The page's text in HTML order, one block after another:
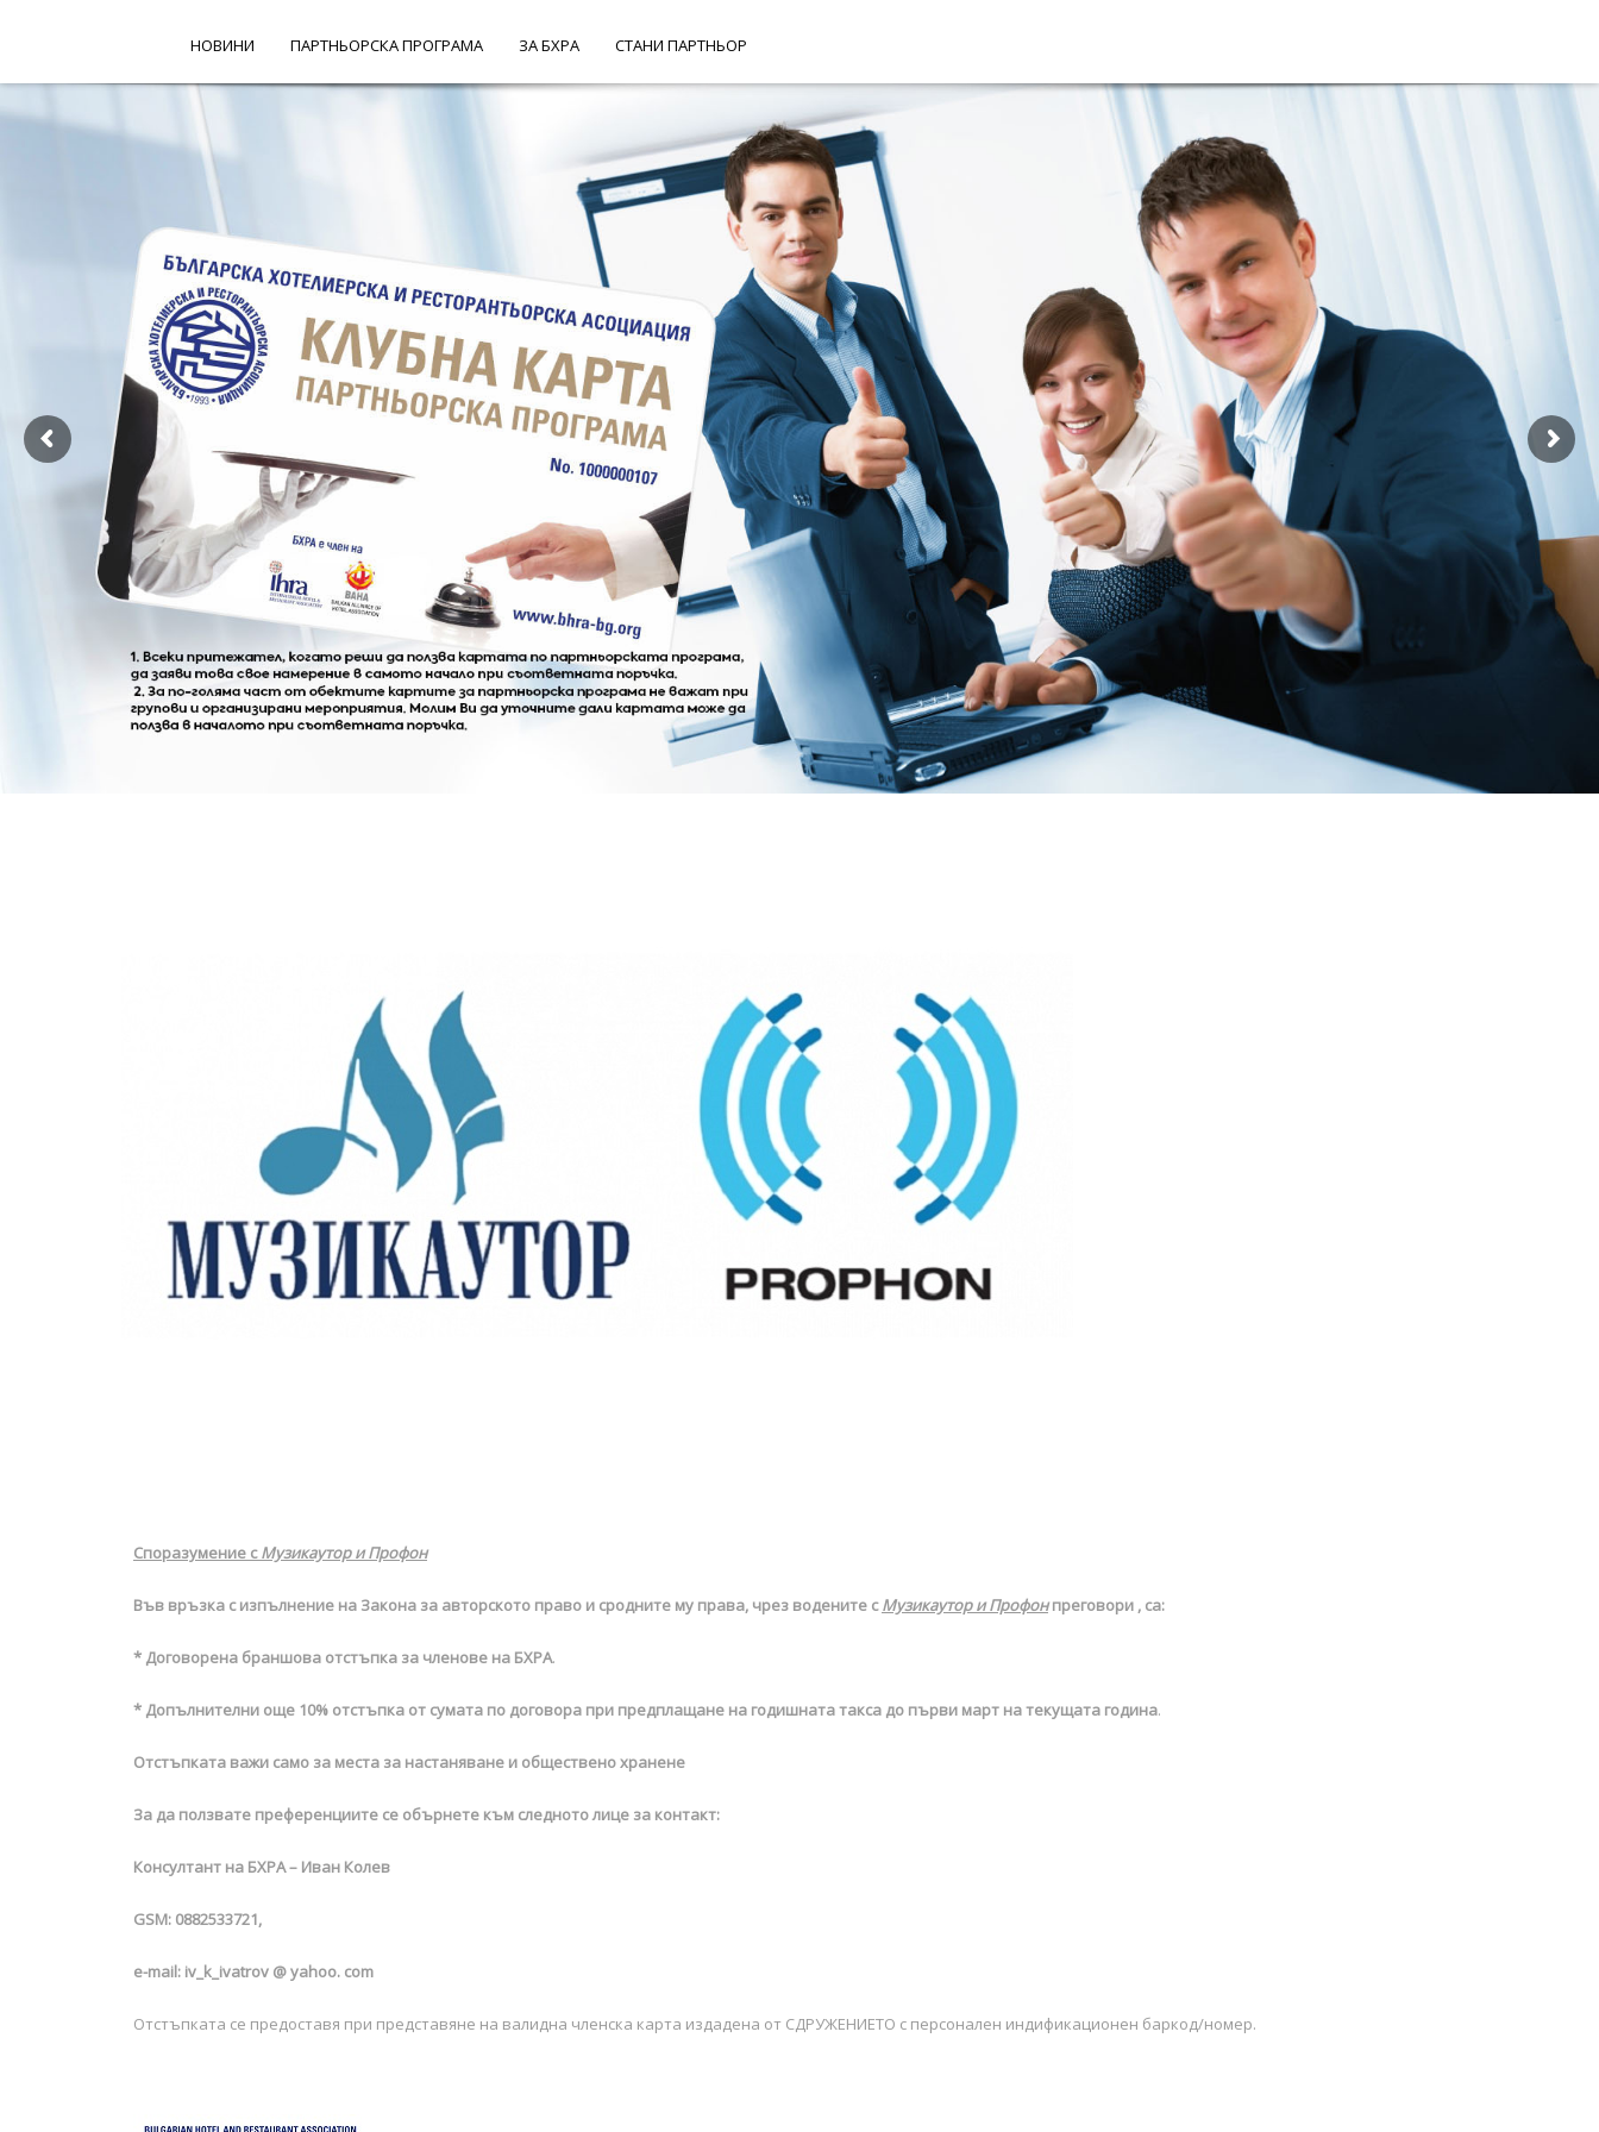
НОВИНИ ПАРТНЬОРСКА ПРОГРАМА ЗА БХРА СТАНИ ПАРТНЬОР
Споразумение сМузикаутор и Профон
Във връзка с изпълнение на Закона за авторското право и сродните му права, чрез водените сМузикаутор и Профонпреговори , са:
* Договорена браншова отстъпка за членове на БХРА.
* Допълнителни още 10% отстъпка от сумата по договора при предплащане на годишната такса до първи март на текущата година.
Отстъпката важи само за места за настаняване и обществено хранене
За да ползвате преференциите се обърнете към следното лице за контакт:
Консултант на БХРА – Иван Колев
GSM: 0882533721,
e-mail: iv_k_ivatrov @ yahoo. com
Отстъпката се предоставя при представяне на валидна членска карта издадена от СДРУЖЕНИЕТО с персонален индификационен баркод/номер.